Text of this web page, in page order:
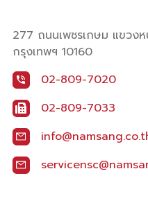
277 ถนนเพชรเกษม แขวง
กรุงเทพฯ 10160
02-809-7020
02-809-7033